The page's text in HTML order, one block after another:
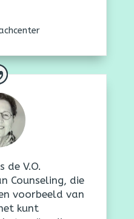
de V.O.
Counseling, die
voorbeeld van
kunt